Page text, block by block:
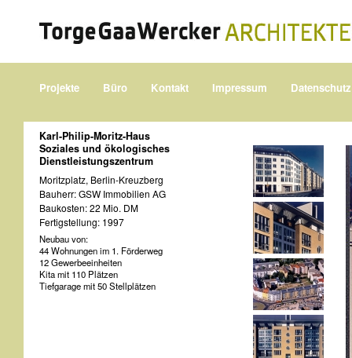
Projekte Büro Kontakt Impressum Datenschutz
Karl-Philip-Moritz-Haus
Soziales und ökologisches
Dienstleistungszentrum
Moritzplatz, Berlin-Kreuzberg
Bauherr: GSW Immobilien AG
Baukosten: 22 Mio. DM
Fertigstellung: 1997
Neubau von:
44 Wohnungen im 1. Förderweg
12 Gewerbeeinheiten
Kita mit 110 Plätzen
Tiefgarage mit 50 Stellplätzen